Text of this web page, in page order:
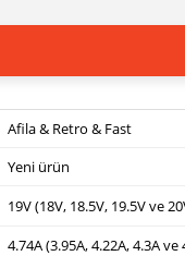
Afila & Retro & Fast
Yeni ürün
19V (18V, 18.5V, 19.5V ve
4.74A (3.95A, 4.22A, 4.3A